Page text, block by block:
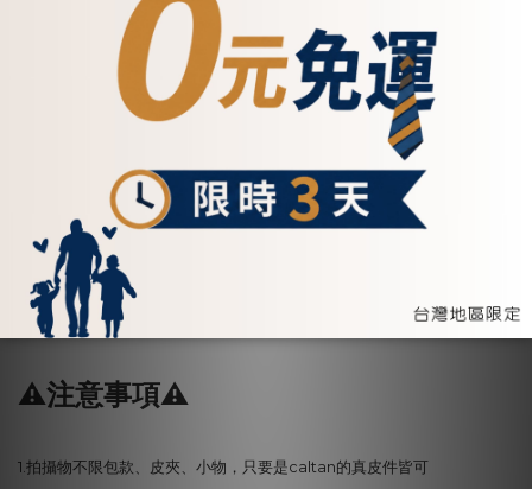
👉參加活動看這邊
⚠️注意事項⚠️
1.拍攝物不限包款、皮夾、小物，只要是caltan的真皮件皆可